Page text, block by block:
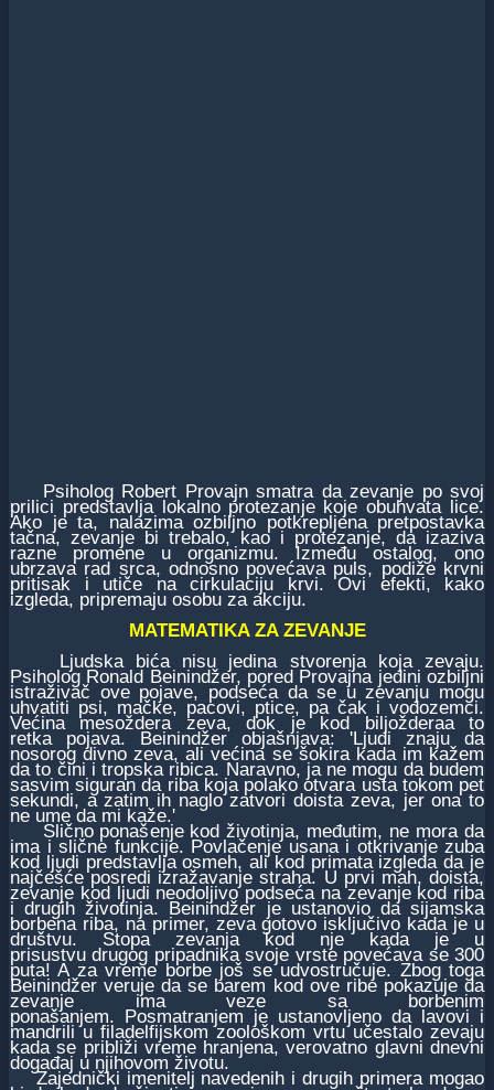
Psiholog Robert Provajn smatra da zevanje po svoj
prilici predstavlja lokalno protezanje koje obuhvata lice.
Ako je ta, nalazima ozbiljno potkrepljena pretpostavka
tačna, zevanje bi trebalo, kao i protezanje, da izaziva
razne promene u organizmu. Između ostalog, ono
ubrzava rad srca, odnosno povećava puls, podiže krvni
pritisak i utiče na cirkulaciju krvi. Ovi efekti, kako
izgleda, pripremaju osobu za akciju.
MATEMATIKA ZA ZEVANJE
Ljudska bića nisu jedina stvorenja koja zevaju.
Psiholog Ronald Beinindžer, pored Provajna jedini ozbiljni
istraživač ove pojave, podseća da se u zevanju mogu
uhvatiti psi, mačke, pacovi, ptice, pa čak i vodozemci.
Većina mesoždera zeva, dok je kod biljožderaa to
retka pojava. Beinindžer objašnjava: 'Ljudi znaju da
nosorog divno zeva, ali većina se šokira kada im kažem
da to čini i tropska ribica. Naravno, ja ne mogu da budem
sasvim siguran da riba koja polako otvara usta tokom pet
sekundi, a zatim ih naglo zatvori doista zeva, jer ona to
ne ume da mi kaže.'
Slično ponašenje kod životinja, međutim, ne mora da
ima i slične funkcije. Povlačenje usana i otkrivanje zuba
kod ljudi predstavlja osmeh, ali kod primata izgleda da je
najčešće posredi izražavanje straha. U prvi mah, doista,
zevanje kod ljudi neodoljivo podseća na zevanje kod riba
i drugih životinja. Beinindžer je ustanovio da sijamska
borbena riba, na primer, zeva gotovo isključivo kada je u
društvu. Stopa zevanja kod nje kada je u
prisustvu drugog pripadnika svoje vrste povećava se 300
puta! A za vreme borbe još se udvostručuje. Zbog toga
Beinindžer veruje da se barem kod ove ribe pokazuje da
zevanje ima veze sa borbenim
ponašanjem. Posmatranjem je ustanovljeno da lavovi i
mandrili u filadelfijskom zoološkom vrtu učestalo zevaju
kada se približi vreme hranjena, verovatno glavni dnevni
događaj u njihovom životu.
Zajednički imenitelj navedenih i drugih primera mogao